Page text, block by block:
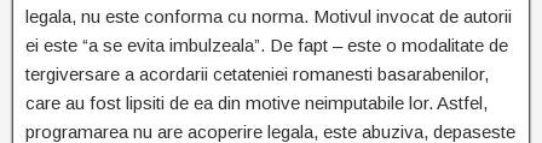
legala, nu este conforma cu norma. Motivul invocat de autorii
ei este “a se evita imbulzeala”. De fapt – este o modalitate de
tergiversare a acordarii cetateniei romanesti basarabenilor,
care au fost lipsiti de ea din motive neimputabile lor. Astfel,
programarea nu are acoperire legala, este abuziva, depaseste